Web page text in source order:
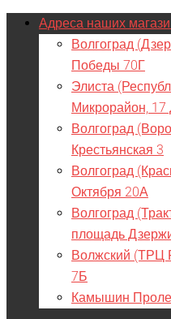
Адреса наших
Волгоград
Победы 70Г
Элиста
Микрорайон, 17
Волгоград
Крестьянская 3
Волгоград
Октября 20А
Волгоград
площадь
Волжский (ТРЦ
7Б
Камышин